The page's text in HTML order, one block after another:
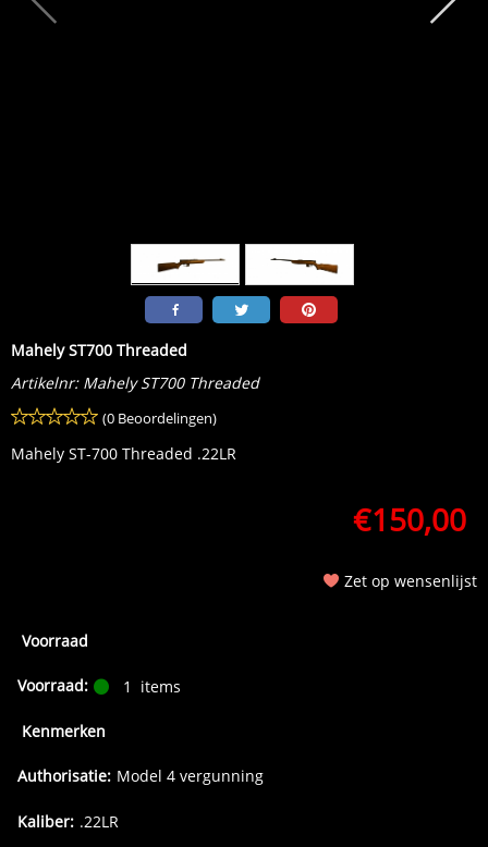
Mahely ST700 Threaded
Artikelnr: Mahely ST700 Threaded
(0 Beoordelingen)
Mahely ST-700 Threaded .22LR
€150,00
Zet op wensenlijst
Voorraad
Voorraad: 1 items
Kenmerken
Authorisatie: Model 4 vergunning
Kaliber: .22LR